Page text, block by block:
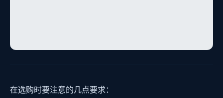
在选购时要注意的几点要求：